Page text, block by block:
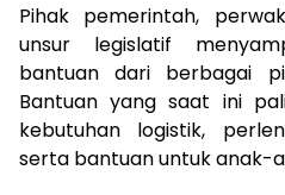
Pihak pemerintah,
unsur legislatif
bantuan dari berbagai
Bantuan yang saat ini
kebutuhan logistik,
serta bantuan untuk anak-